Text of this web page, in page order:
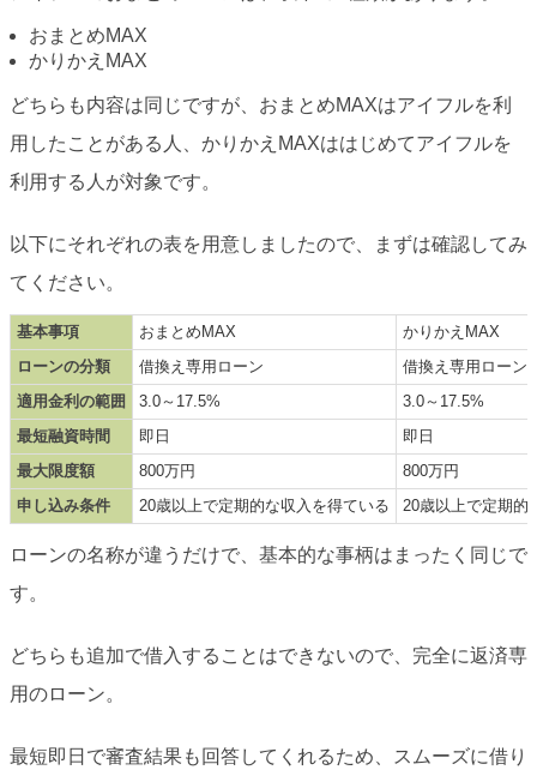
おまとめMAX
かりかえMAX
どちらも内容は同じですが、おまとめMAXはアイフルを利
用したことがある人、かりかえMAXははじめてアイフルを
利用する人が対象です。
以下にそれぞれの表を用意しましたので、まずは確認してみ
てください。
基本事項 おまとめMAX
かりかえMAX
ローンの分類
借換え専用ローン
借換え専用ローン
適用金利の範囲
3.0～17.5%
3.0～17.5%
最短融資時間
即日
即日
最大限度額
800万円
800万円
申し込み条件
20歳以上で定期的な収入を得ている 20歳以上で定期的
ローンの名称が違うだけで、基本的な事柄はまったく同じで
す。
どちらも追加で借入することはできないので、完全に返済専
用のローン。
最短即日で審査結果も回答してくれるため、スムーズに借り